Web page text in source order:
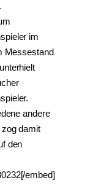
im
Messestand
andere
damit
den
embed]